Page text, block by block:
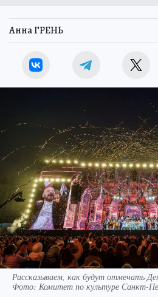
Анна ГРЕНЬ
Рассказываем, как будут отмечать
Фото: Комитет по культуре Санкт-